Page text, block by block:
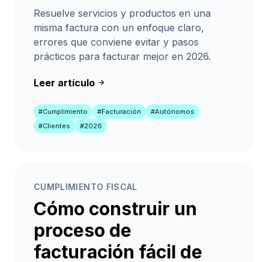
Resuelve servicios y productos en una
misma factura con un enfoque claro,
errores que conviene evitar y pasos
prácticos para facturar mejor en 2026.
Leer artículo arrow_forward
#Cumplimiento #Facturación
#Autónomos
#Clientes
#2026
CUMPLIMIENTO FISCAL
Cómo construir un
proceso de
facturación fácil de